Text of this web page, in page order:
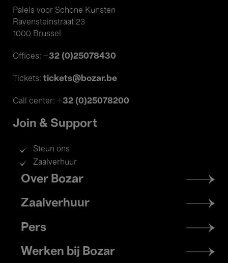
Paleis voor Schone Kunsten
Ravensteinstraat 23
1000 Brussel
Offices: +32 (0)25078430
Tickets: tickets@bozar.be
Call center: +32 (0)25078200
Join & Support
Steun ons
Zaalverhuur
Footer
menu
Over Bozar
Zaalverhuur
Pers
Werken bij Bozar